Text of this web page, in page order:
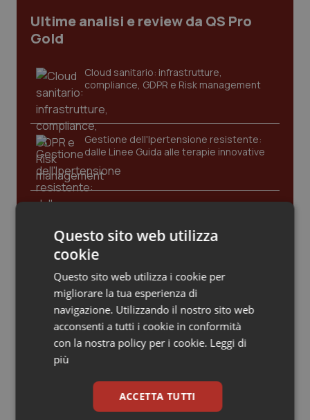
Campania
Friuli Venezia Giulia
Lazio
Liguria
Lombardia
Marche
Piemonte
Provincia Autonoma di Bolzano
Car-T
Dermatite Atopica
Diabete & glucometri
Disturbi dell’umore
Dolore
Donna & Salute
Infezioni & Febbre
Malattie rare
Ultime analisi e review da QS Pro
Gold
Cloud sanitario: infrastrutture,
compliance, GDPR e Risk management
Gestione dell'Ipertensione resistente:
dalle Linee Guida alle terapie innovative
Leadership Infermieristica 2026: nuovi
Leadership Medica 2026: guidare team
clinici ad alte prestazioni
AI e telemedicina nello studio
odontoiatrico: applicazioni concrete e
Questo sito web utilizza
cookie
Questo sito web utilizza i cookie per
migliorare la tua esperienza di
navigazione. Utilizzando il nostro sito web
acconsenti a tutti i cookie in conformità
con la nostra policy per i cookie. Leggi di
più
ACCETTA TUTTI